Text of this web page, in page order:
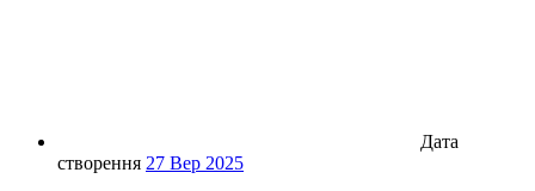
Дата
створення 27 Вер 2025